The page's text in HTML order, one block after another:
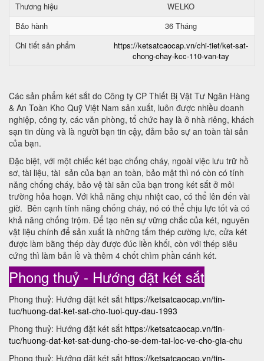
Thương hiệu
WELKO
Bảo hành
36 Tháng
Chi tiết sản phẩm
https://ketsatcaocap.vn/chi-tiet/ket-sat-
chong-chay-kcc-110-van-tay
Các sản phẩm két sắt do Công ty CP Thiết Bị Vật Tư Ngân Hàng
& An Toàn Kho Quỹ Việt Nam sản xuất, luôn được nhiều doanh
nghiệp, công ty, các văn phòng, tổ chức hay là ở nhà riêng, khách
sạn tin dùng và là người bạn tin cậy, đảm bảo sự an toàn tài sản
của bạn.
Đặc biệt, với một chiếc két bạc chống cháy, ngoài việc lưu trữ hồ
sơ, tài liệu, tài sản của bạn an toàn, bảo mật thì nó còn có tính
năng chống cháy, bảo vệ tài sản của bạn trong két sắt ở môi
trường hỏa hoạn. Với khả năng chịu nhiệt cao, có thể lên đến vài
giờ. Bên cạnh tính năng chống cháy, nó có thể chịu lực tốt và có
khả năng chống trộm. Để tạo nên sự vững chắc của két, nguyên
vật liệu chính để sản xuất là những tấm thép cường lực, cửa két
được làm bằng thép dày được đúc liền khối, còn với thép siêu
cứng thì làm bản lề và thêm 4 chốt chìm phần cánh két.
Phong thuỷ - Hướng đặt két sắt
Phong thuỷ: Hướng đặt két sắt https://ketsatcaocap.vn/tin-
tuc/huong-dat-ket-sat-cho-tuoi-quy-dau-1993
Phong thuỷ: Hướng đặt két sắt https://ketsatcaocap.vn/tin-
tuc/huong-dat-ket-sat-dung-cho-se-dem-tai-loc-ve-cho-gia-chu
Phong thuỷ: Hướng đặt két sắt https://ketsatcaocap.vn/tin-